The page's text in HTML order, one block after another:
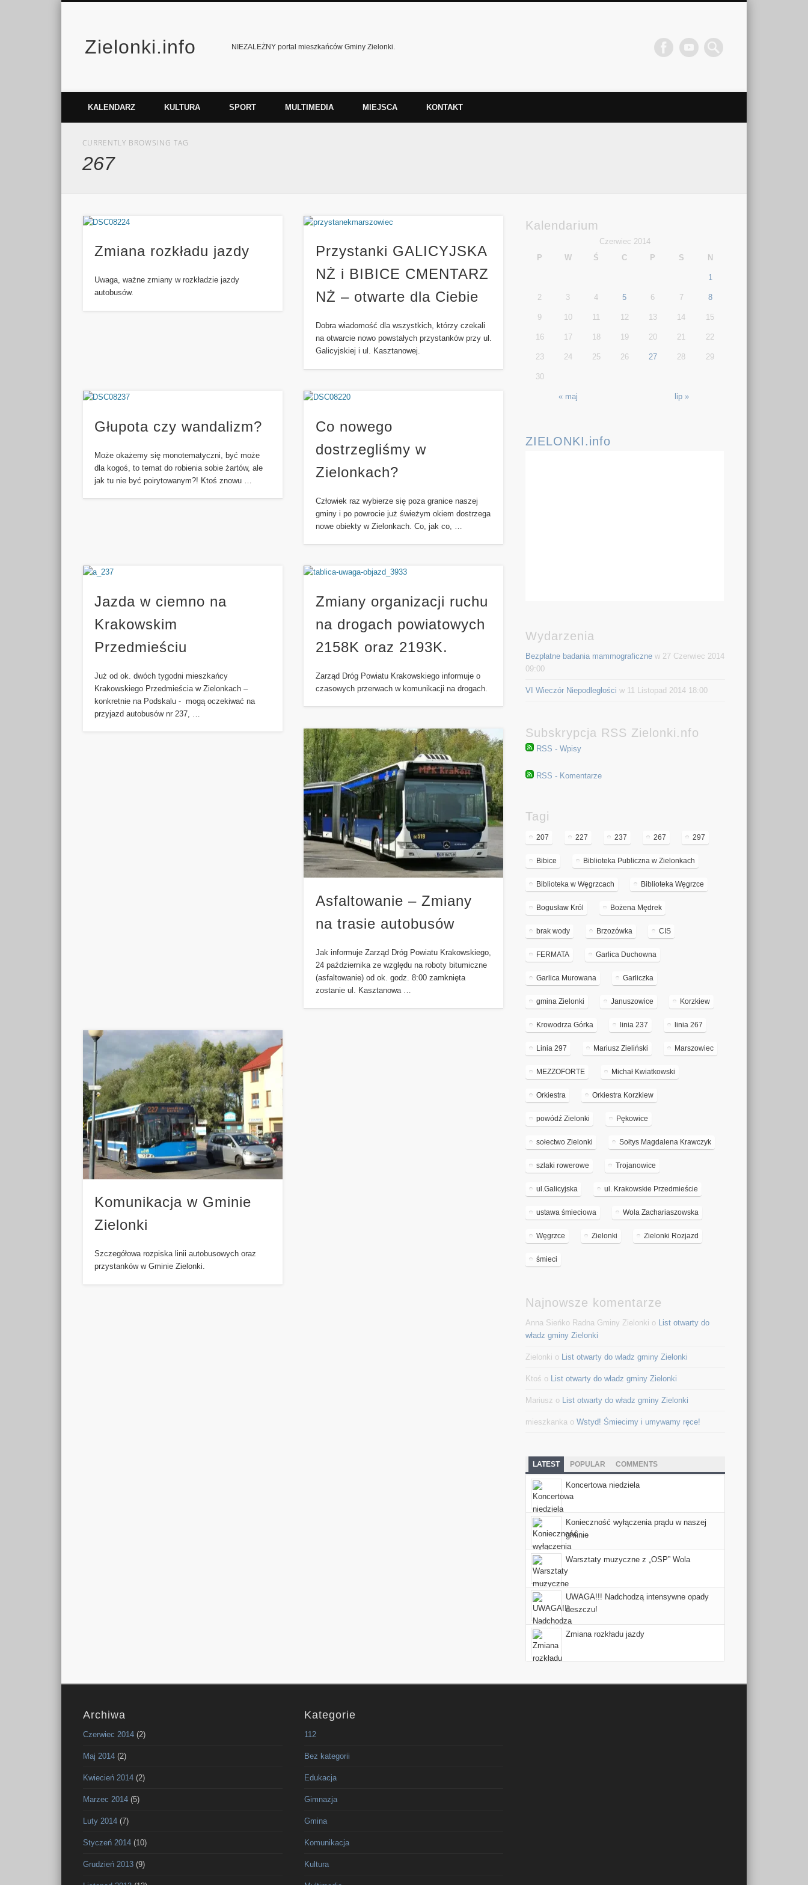
Zielonki.info NIEZALEŻNY portal mieszkańców Gminy Zielonki.
FacebookVimeo
KALENDARZ KULTURA SPORT MULTIMEDIA MIEJSCA KONTAKT
CURRENTLY BROWSING TAG
267
Zmiana rozkładu jazdy
Uwaga, ważne zmiany w rozkładzie jazdy
autobusów.
Przystanki GALICYJSKA
NŻ i BIBICE CMENTARZ
NŻ – otwarte dla Ciebie
Dobra wiadomość dla wszystkich, którzy czekali
na otwarcie nowo powstałych przystanków przy ul.
Galicyjskiej i ul. Kasztanowej.
Głupota czy wandalizm?
Może okażemy się monotematyczni, być może
dla kogoś, to temat do robienia sobie żartów, ale
jak tu nie być poirytowanym?! Ktoś znowu …
Co nowego
dostrzegliśmy w
Zielonkach?
Człowiek raz wybierze się poza granice naszej
gminy i po powrocie już świeżym okiem dostrzega
nowe obiekty w Zielonkach. Co, jak co, …
Jazda w ciemno na
Krakowskim
Przedmieściu
Już od ok. dwóch tygodni mieszkańcy
Krakowskiego Przedmieścia w Zielonkach –
konkretnie na Podskalu - mogą oczekiwać na
przyjazd autobusów nr 237, …
Zmiany organizacji ruchu
na drogach powiatowych
2158K oraz 2193K.
Zarząd Dróg Powiatu Krakowskiego informuje o
czasowych przerwach w komunikacji na drogach.
Asfaltowanie – Zmiany
na trasie autobusów
Jak informuje Zarząd Dróg Powiatu Krakowskiego,
24 października ze względu na roboty bitumiczne
(asfaltowanie) od ok. godz. 8:00 zamknięta
zostanie ul. Kasztanowa …
Komunikacja w Gminie
Zielonki
Szczegółowa rozpiska linii autobusowych oraz
przystanków w Gminie Zielonki.
Kalendarium
Czerwiec 2014
P
W Ś C P S N
« maj lip »
1
2 3 4 5 6 7 8
9 10 11 12 13 14 15
16 17 18 19 20 21 22
23 24 25 26 27 28 29
30
ZIELONKI.info
Wydarzenia
Bezpłatne badania mammograficzne w 27 Czerwiec 2014
09:00
VI Wieczór Niepodległości w 11 Listopad 2014 18:00
Subskrypcja RSS Zielonki.nfo
RSS - Wpisy
RSS - Komentarze
Tagi
207 227 237 267 297
Bibice Biblioteka Publiczna w Zielonkach
Biblioteka w Węgrzcach Biblioteka Węgrzce
Bogusław Król Bożena Mędrek
brak wody Brzozówka CIS
FERMATA Garlica Duchowna
Garlica Murowana Garliczka
gmina Zielonki Januszowice Korzkiew
Krowodrza Górka linia 237 linia 267
Linia 297 Mariusz Zieliński Marszowiec
MEZZOFORTE Michał Kwiatkowski
Orkiestra Orkiestra Korzkiew
powódź Zielonki Pękowice
sołectwo Zielonki Sołtys Magdalena Krawczyk
szlaki rowerowe Trojanowice
ul.Galicyjska ul. Krakowskie Przedmieście
ustawa śmieciowa Wola Zachariaszowska
Węgrzce Zielonki Zielonki Rozjazd
śmieci
Najnowsze komentarze
Anna Sieńko Radna Gminy Zielonki o List otwarty do
władz gminy Zielonki
Zielonki o List otwarty do władz gminy Zielonki
Ktoś o List otwarty do władz gminy Zielonki
Mariusz o List otwarty do władz gminy Zielonki
mieszkanka oWstyd! Śmiecimy i umywamy ręce!
LATEST POPULAR COMMENTS
Koncertowa niedziela
Konieczność wyłączenia prądu w naszej
gminie
Warsztaty muzyczne z „OSP” Wola
UWAGA!!! Nadchodzą intensywne opady
deszczu!
Zmiana rozkładu jazdy
Archiwa
Czerwiec 2014 (2)
Maj 2014 (2)
Kwiecień 2014 (2)
Marzec 2014 (5)
Luty 2014 (7)
Styczeń 2014 (10)
Grudzień 2013 (9)
Kategorie
112
Bez kategorii
Edukacja
Gimnazja
Gmina
Komunikacja
Kultura